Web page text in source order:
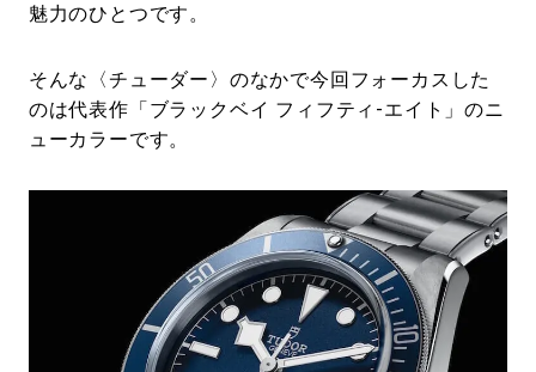
魅力のひとつです。
そんな〈チューダー〉のなかで今回フォーカスした
のは代表作「ブラックベイ フィフティ-エイト」のニ
ューカラーです。